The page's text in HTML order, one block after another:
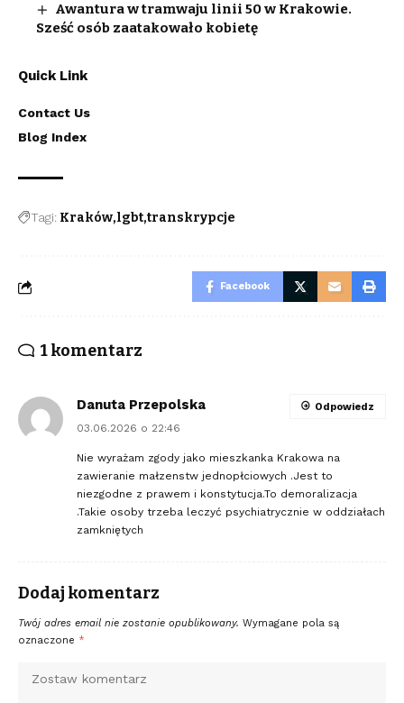
Awantura w tramwaju linii 50 w Krakowie.
Sześć osób zaatakowało kobietę
Quick Link
Contact Us
Blog Index
Tagi: Kraków lgbt transkrypcje
Facebook
1 komentarz
Danuta Przepolska
03.06.2026 o 22:46
Nie wyrażam zgody jako mieszkanka Krakowa na
zawieranie małzenstw jednopłciowych .Jest to
niezgodne z prawem i konstytucja.To demoralizacja
.Takie osoby trzeba leczyć psychiatrycznie w oddziałach
zamkniętych
Odpowiedz
Dodaj komentarz
Twój adres email nie zostanie opublikowany. Wymagane pola są
oznaczone *